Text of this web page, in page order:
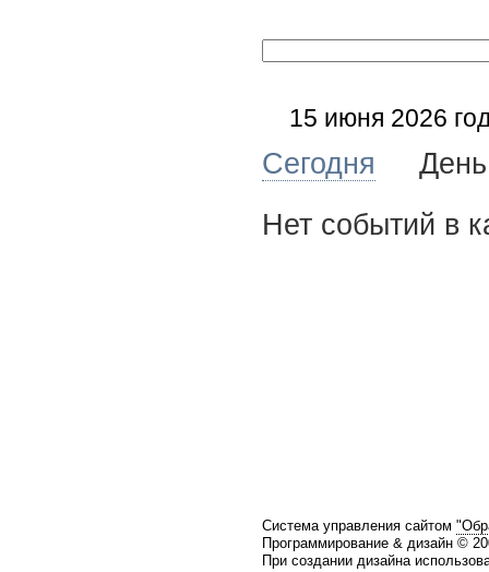
15 июня 2026
Сегодня
Нет событий в
Система управления сайтом
Программирование & дизайн ©
При создании дизайна